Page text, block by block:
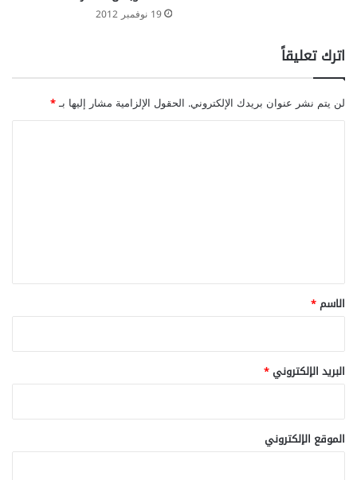
19 نوفمبر 2012
اترك تعليقاً
لن يتم نشر عنوان بريدك الإلكتروني. الحقول الإلزامية مشار إليها بـ*
*
الاسم*
البريد الإلكتروني*
الموقع الإلكتروني